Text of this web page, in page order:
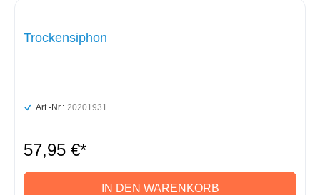
Trockensiphon
Art.-Nr.: 20201931
57,95 €*
IN DEN WARENKORB